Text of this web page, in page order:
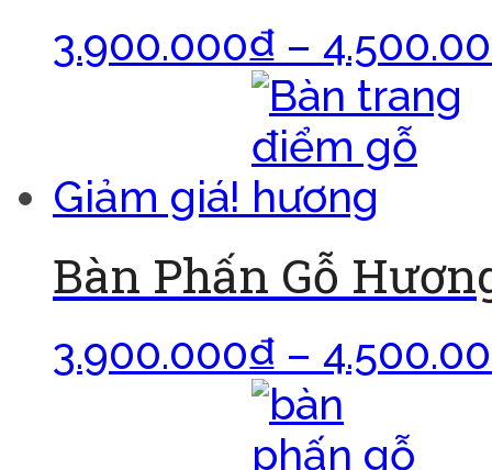
3.900.000₫ –
Giảm giá!
Bàn Phấn Gỗ
3.900.000₫ –